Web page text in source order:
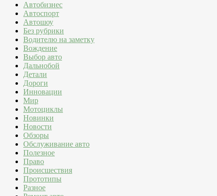
Автобизнес
Автоспорт
Автошоу
Без рубрики
Водителю на заметку
Вождение
Выбор авто
Дальнобой
Детали
Дороги
Инновации
Мир
Мотоциклы
Новинки
Новости
Обзоры
Обслуживание авто
Полезное
Право
Происшествия
Прототипы
Разное